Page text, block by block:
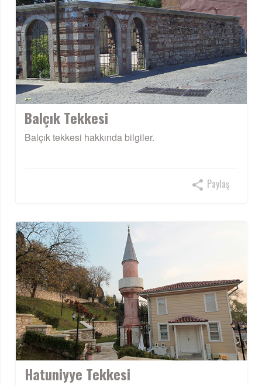
Balçık Tekkesi
Balçık tekkesi hakkında bilgiler.
Paylaş
Hatuniyye Tekkesi